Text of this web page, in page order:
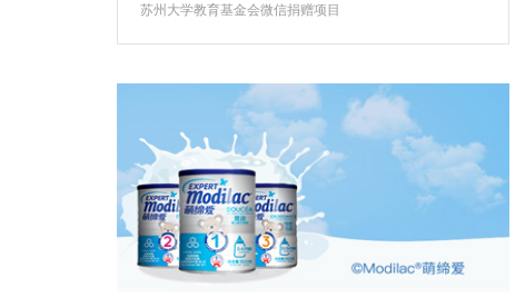
苏州大学教育基金会微信捐赠项目